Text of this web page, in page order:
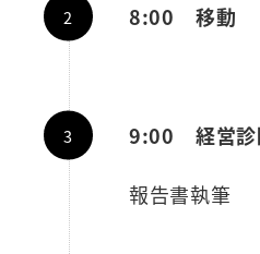
8:00 移動
9:00 経営診
報告書執筆